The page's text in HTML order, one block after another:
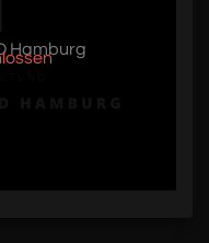
Hamburg